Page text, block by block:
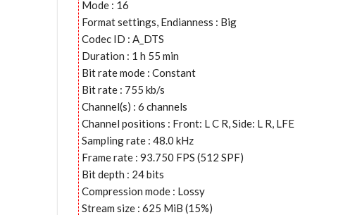
Mode : 16
Format settings, Endianness : Big
Codec ID : A_DTS
Duration : 1 h 55 min
Bit rate mode : Constant
Bit rate : 755 kb/s
Channel(s) : 6 channels
Channel positions : Front: L C R, Side: L R, LFE
Sampling rate : 48.0 kHz
Frame rate : 93.750 FPS (512 SPF)
Bit depth : 24 bits
Compression mode : Lossy
Stream size : 625 MiB (15%)